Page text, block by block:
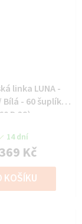
linka LUNA -
Bílá - 60 šuplíky
D 3S)
14 dní
Kč
KOŠÍKU